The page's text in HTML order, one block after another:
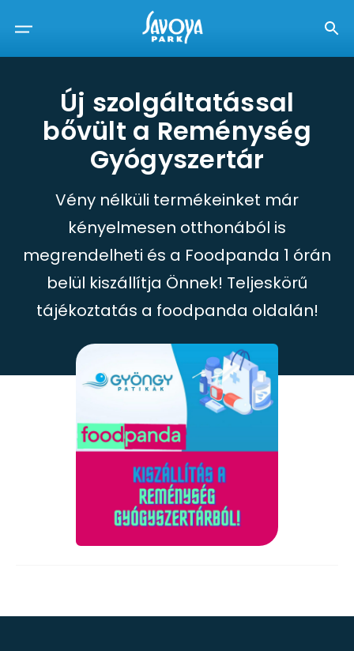
Új szolgáltatással
bővült a Reménység
Gyógyszertár
Vény nélküli termékeinket már
kényelmesen otthonából is
megrendelheti és a Foodpanda 1 órán
belül kiszállítja Önnek! Teljeskörű
tájékoztatás a foodpanda oldalán!